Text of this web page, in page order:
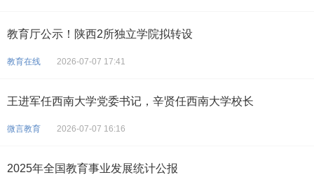
教育厅公示！陕西2所独立学院拟转设
教育在线 2026-07-07 17:41
王进军任西南大学党委书记，辛贤任西南大学校长
微言教育 2026-07-07 16:16
2025年全国教育事业发展统计公报